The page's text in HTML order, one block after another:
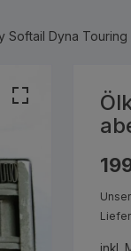
Softail Dyna